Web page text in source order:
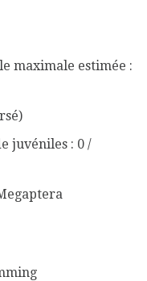
maximale estimée :
juvéniles : 0 /